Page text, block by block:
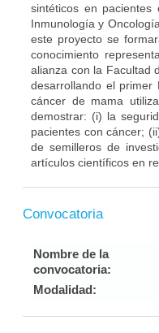
sintéticos en pacientes
Inmunología y
este proyecto se
conocimiento
alianza con la Facultad
desarrollando el primer
cáncer de mama
demostrar: (i) la
pacientes con cáncer;
de semilleros de
artículos científicos en
Convocatoria
Nombre de la
convocatoria:
Modalidad: